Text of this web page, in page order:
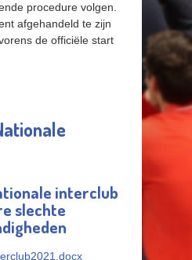
procedure volgen.
afgehandeld te zijn
de officiële start
slechte
interclub
slechte